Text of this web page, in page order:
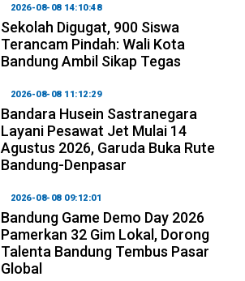
2026-08-08 14:10:48
Sekolah Digugat, 900 Siswa
Terancam Pindah: Wali Kota
Bandung Ambil Sikap Tegas
2026-08-08 11:12:29
Bandara Husein Sastranegara
Layani Pesawat Jet Mulai 14
Agustus 2026, Garuda Buka Rute
Bandung-Denpasar
2026-08-08 09:12:01
Bandung Game Demo Day 2026
Pamerkan 32 Gim Lokal, Dorong
Talenta Bandung Tembus Pasar
Global